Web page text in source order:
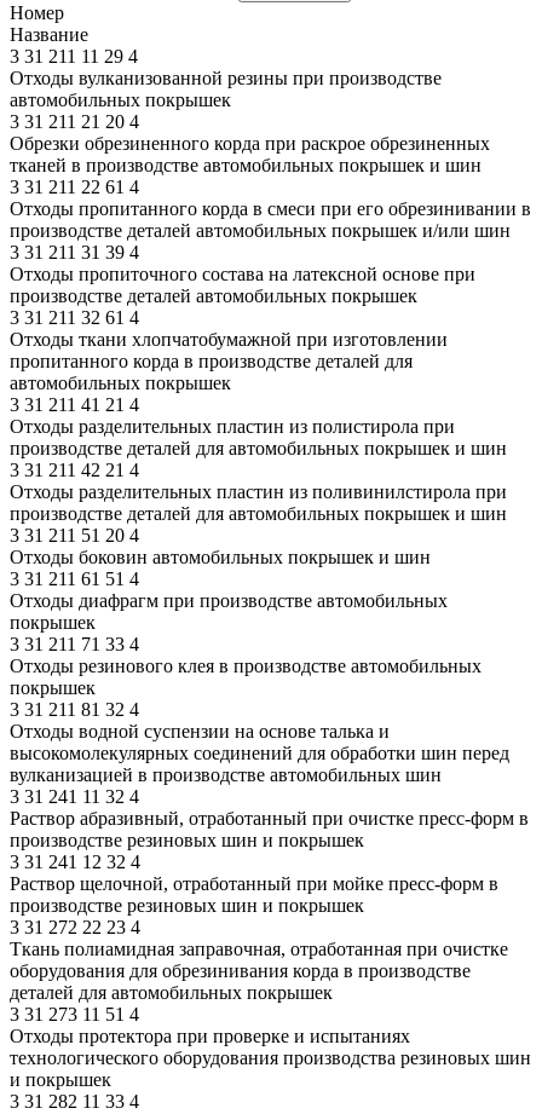
Номер
Название
3 31 211 11 29 4
Отходы вулканизованной резины при производстве
автомобильных покрышек
3 31 211 21 20 4
Обрезки обрезиненного корда при раскрое обрезиненных
тканей в производстве автомобильных покрышек и шин
3 31 211 22 61 4
Отходы пропитанного корда в смеси при его обрезинивании в
производстве деталей автомобильных покрышек и/или шин
3 31 211 31 39 4
Отходы пропиточного состава на латексной основе при
производстве деталей автомобильных покрышек
3 31 211 32 61 4
Отходы ткани хлопчатобумажной при изготовлении
пропитанного корда в производстве деталей для
автомобильных покрышек
3 31 211 41 21 4
Отходы разделительных пластин из полистирола при
производстве деталей для автомобильных покрышек и шин
3 31 211 42 21 4
Отходы разделительных пластин из поливинилстирола при
производстве деталей для автомобильных покрышек и шин
3 31 211 51 20 4
Отходы боковин автомобильных покрышек и шин
3 31 211 61 51 4
Отходы диафрагм при производстве автомобильных
покрышек
3 31 211 71 33 4
Отходы резинового клея в производстве автомобильных
покрышек
3 31 211 81 32 4
Отходы водной суспензии на основе талька и
высокомолекулярных соединений для обработки шин перед
вулканизацией в производстве автомобильных шин
3 31 241 11 32 4
Раствор абразивный, отработанный при очистке пресс-форм в
производстве резиновых шин и покрышек
3 31 241 12 32 4
Раствор щелочной, отработанный при мойке пресс-форм в
производстве резиновых шин и покрышек
3 31 272 22 23 4
Ткань полиамидная заправочная, отработанная при очистке
оборудования для обрезинивания корда в производстве
деталей для автомобильных покрышек
3 31 273 11 51 4
Отходы протектора при проверке и испытаниях
технологического оборудования производства резиновых шин
и покрышек
3 31 282 11 33 4